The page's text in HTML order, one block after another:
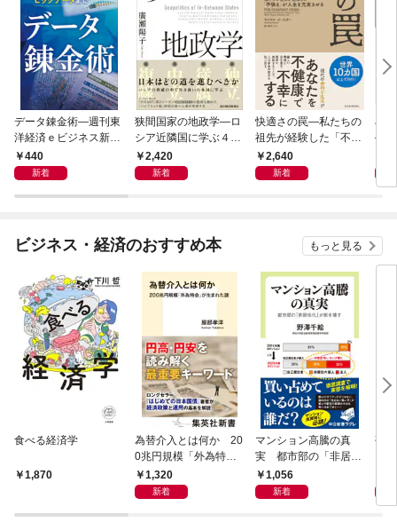
データ錬金術―週刊東
洋経済ｅビジネス新書
Ｎo.493
440
新着
狭間国家の地政学―ロ
シア近隣国に学ぶ４つ
の生き残り戦略
2,420
新着
快適さの罠―私たちの
祖先が経験した「不快
さ」が人生を充実させ
る
2,640
新着
石
―大
２
ビジネス・経済のおすすめ本 もっと見る
食べる経済学
1,870
為替介入とは何か 20
0兆円規模「外為特
会」が生まれた謎
1,320
新着
マンション高騰の真
実 都市部の「非居住
化」が街を壊す
1,056
新着
研